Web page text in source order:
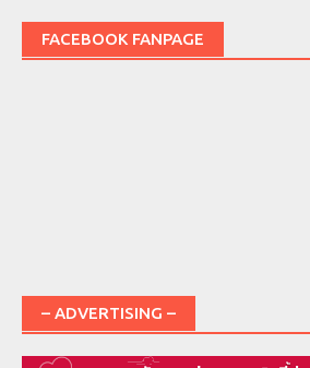
FACEBOOK FANPAGE
– ADVERTISING –